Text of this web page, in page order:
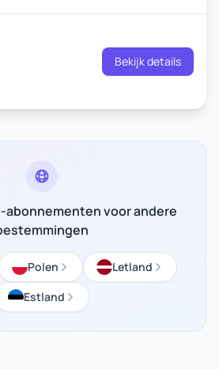
Bekijk details
abonnementen voor andere
Polen
Letland
Estland